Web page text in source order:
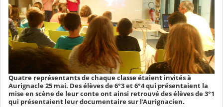
Quatre représentants de chaque classe étaient invités à
Aurignacle 25 mai. Des élèves de 6°3 et 6°4 qui présentaient la
mise en scène de leur conte ont ainsi retrouvé des élèves de 3°1
qui présentaient leur documentaire sur l'Aurignacien.